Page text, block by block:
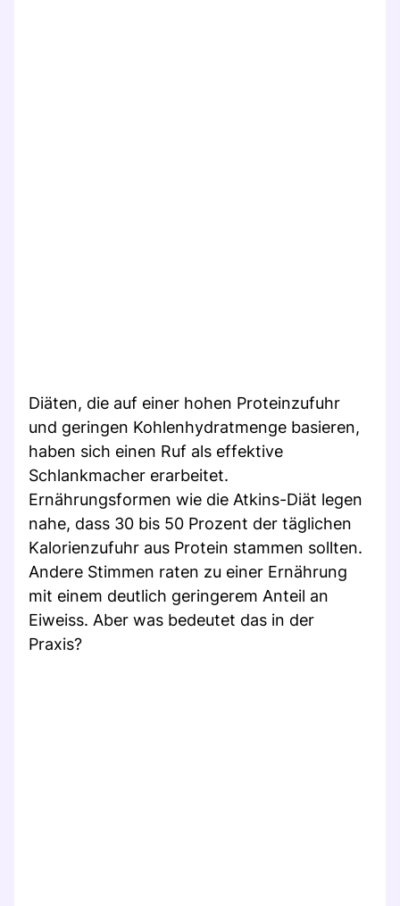
Diäten, die auf einer hohen Proteinzufuhr
und geringen Kohlenhydratmenge basieren,
haben sich einen Ruf als effektive
Schlankmacher erarbeitet.
Ernährungsformen wie die Atkins-Diät legen
nahe, dass 30 bis 50 Prozent der täglichen
Kalorienzufuhr aus Protein stammen sollten.
Andere Stimmen raten zu einer Ernährung
mit einem deutlich geringerem Anteil an
Eiweiss. Aber was bedeutet das in der
Praxis?